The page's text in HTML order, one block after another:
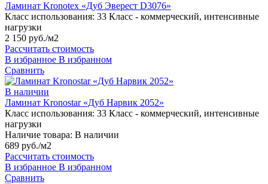
Ламинат Kronotex «Дуб Эверест D3076»
Класс использования: 33 Класс - коммерческий, интенсивные
нагрузки
2 150 руб./м2
Рассчитать стоимость
В избранное В избранном
Сравнить
В наличии
Ламинат Kronostar «Дуб Нарвик 2052»
Класс использования: 33 Класс - коммерческий, интенсивные
нагрузки
Наличие товара: В наличии
689 руб./м2
Рассчитать стоимость
В избранное В избранном
Сравнить